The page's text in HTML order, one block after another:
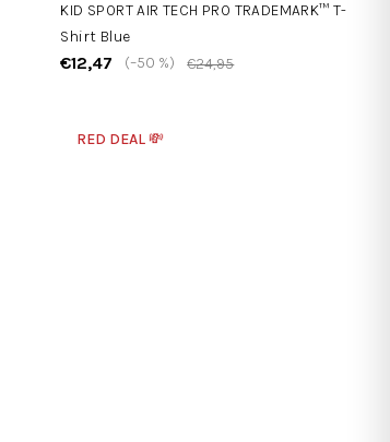
KID SPORT AIR TECH PRO TRADEMARK™ T-
Shirt Blue
€12,47 €24,95
(–50 %)
RED DEAL 💸